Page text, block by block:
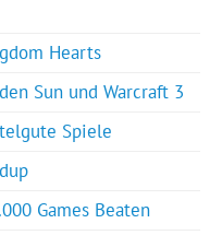
Hearts
Sun und Warcraft 3
Spiele
Games Beaten